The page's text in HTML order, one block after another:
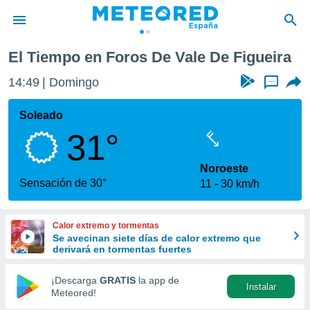
de
por
que se
calidad.
a este
las
y
forma
digital
basada
El Tiempo en Foros De Vale De Figueira
14:49 Domingo ...
Soleado
31°
Sensación de 30°
Noroeste
11
30 km/h
Calor extremo y tormentas
Se avecinan siete días de calor extremo que
derivará en tormentas fuertes
¡Descarga GRATIS la app de
Meteored!
Instalar